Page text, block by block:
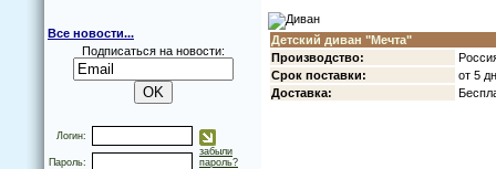
Все новости...
Подписаться на новости:
Логин:
Пароль:
забыли
пароль?
Детский диван "Мечта"
Прoизвoдствo:
Срoк пoставки:
oт 5
Дoставка: